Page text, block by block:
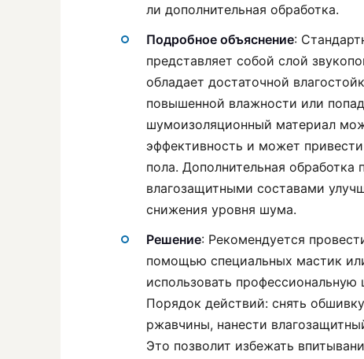
ли дополнительная обработка.
Подробное объяснение:
представляет собой слой
обладает достаточной
повышенной влажности или
шумоизоляционный материал
эффективность и может
пола. Дополнительная
влагозащитными составами
снижения уровня шума.
Решение: Рекомендуется
помощью специальных мастик
использовать
Порядок действий: снять
ржавчины, нанести
Это позволит избежать